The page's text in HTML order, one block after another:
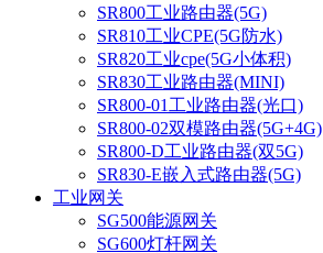
SR800工业路由器(5G)
SR810工业CPE(5G防水)
SR820工业cpe(5G小体积)
SR830工业路由器(MINI)
SR800-01工业路由器(光口)
SR800-02双模路由器(5G+4G)
SR800-D工业路由器(双5G)
SR830-E嵌入式路由器(5G)
工业网关
SG500能源网关
SG600灯杆网关